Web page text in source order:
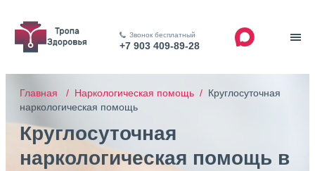
Звонок бесплатный
+7 903 409-89-28
Главная / Наркологическая помощь / Круглосуточная
наркологическая помощь
Круглосуточная
наркологическая помощь в